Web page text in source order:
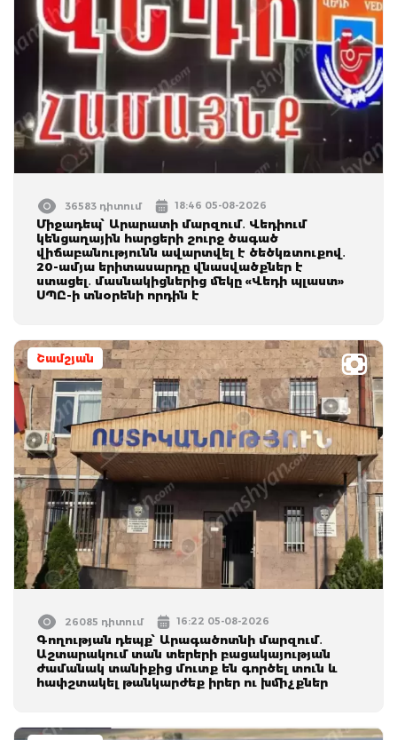
36583 դիտում 18:46 05-08-2026
Միջադեպ՝ Արարատի մարզում․ Վեդիում
կենցաղային հարցերի շուրջ ծագած
վիճաբանությունն ավարտվել է ծեծկռտուքով․
20-ամյա երիտասարդը վնասվածքներ է
ստացել․ մասնակիցներից մեկը «Վեդի պլաստ»
ՍՊԸ-ի տնօրենի որդին է
Շամշյան
26085 դիտում 16:22 05-08-2026
Գողության դեպք՝ Արագածոտնի մարզում․
Աշտարակում տան տերերի բացակայության
ժամանակ տանիքից մուտք են գործել տուն և
հափշտակել թանկարժեք իրեր ու խմիչքներ